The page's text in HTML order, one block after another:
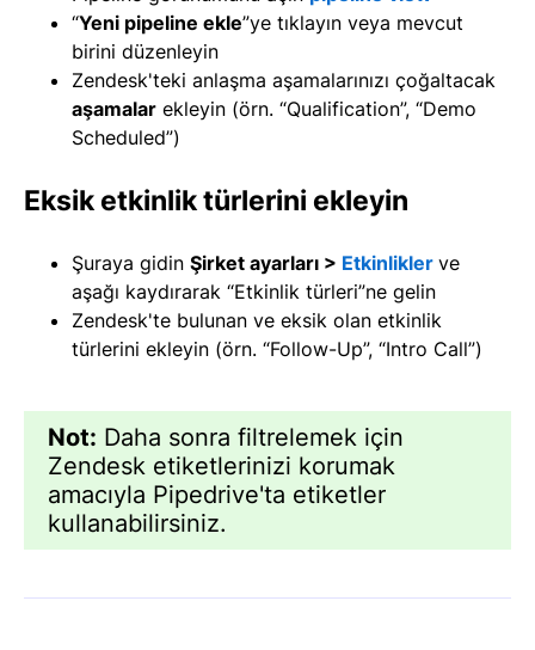
“Yeni pipeline ekle”ye tıklayın veya mevcut
birini düzenleyin
Zendesk'teki anlaşma aşamalarınızı çoğaltacak
aşamalar ekleyin (örn. “Qualification”, “Demo
Scheduled”)
Eksik etkinlik türlerini ekleyin
Şuraya gidin Şirket ayarları > Etkinlikler ve
aşağı kaydırarak “Etkinlik türleri”ne gelin
Zendesk'te bulunan ve eksik olan etkinlik
türlerini ekleyin (örn. “Follow-Up”, “Intro Call”)
Not: Daha sonra filtrelemek için
Zendesk etiketlerinizi korumak
amacıyla Pipedrive'ta etiketler
kullanabilirsiniz.